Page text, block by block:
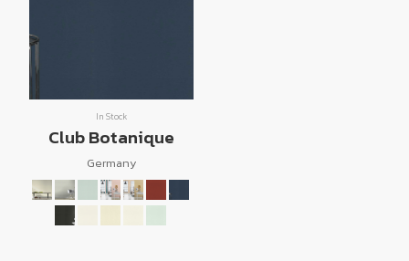
In Stock
Club Botanique
Germany